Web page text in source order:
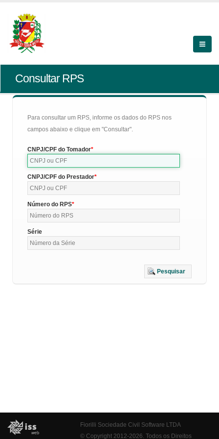
Consultar RPS
Para consultar um RPS, informe os dados do RPS nos
campos abaixo e clique em "Consultar".
CNPJ/CPF do Tomador
CNPJ/CPF do Prestador
Número do RPS
Série
Pesquisar
Fiorilli Sociedade Civil Software LTDA
© Copyright 2012-2026. Todos os Direitos